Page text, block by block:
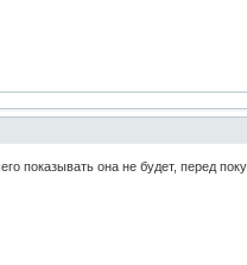
показывать она не будет, перед